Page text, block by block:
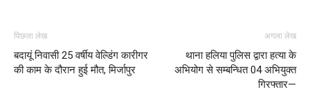
पिछला लेख
बदायूं निवासी 25 वर्षीय वेल्डिंग कारीगर
की काम के दौरान हुई मौत, मिर्जापुर
अगला लेख
थाना हलिया पुलिस द्वारा हत्या के
अभियोग से सम्बन्धित 04 अभियुक्त
गिरफ्तार—